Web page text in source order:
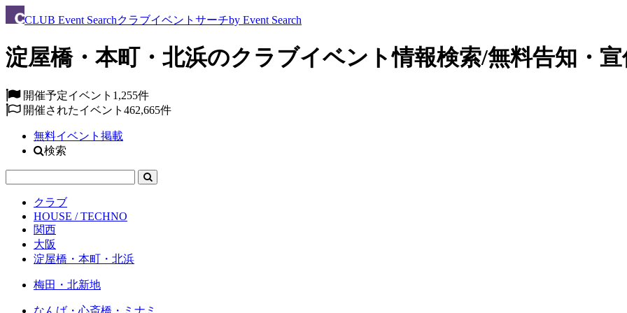
CLUB Event Searchクラブイベントサーチby Event Search
淀屋橋・本町・北浜のクラブイベント情報検索/無料告知・
開催予定イベント 1,255件
開催されたイベント 462,665件
無料イベント掲載
検索
クラブ
HOUSE / TECHNO
関西
大阪
淀屋橋・本町・北浜
梅田・北新地
なんば・心斎橋・ミナミ